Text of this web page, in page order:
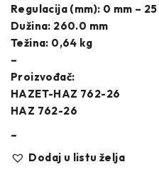
Regulacija (mm): 0 mm – 25
Dužina: 260.0 mm
Težina: 0,64 kg
–
Proizvođač:
HAZET-HAZ 762-26
HAZ 762-26
–
Dodaj u listu želja